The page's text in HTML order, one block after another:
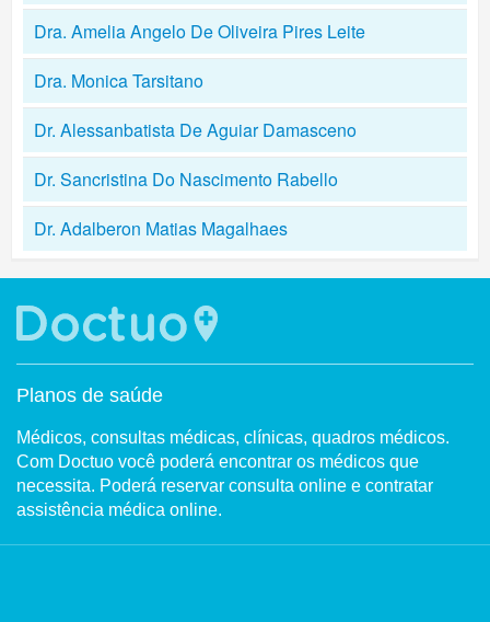
Dra. Amelia Angelo De Oliveira Pires Leite
Dra. Monica Tarsitano
Dr. Alessanbatista De Aguiar Damasceno
Dr. Sancristina Do Nascimento Rabello
Dr. Adalberon Matias Magalhaes
Planos de saúde
Médicos, consultas médicas, clínicas, quadros médicos.
Com Doctuo você poderá encontrar os médicos que
necessita. Poderá reservar consulta online e contratar
assistência médica online.